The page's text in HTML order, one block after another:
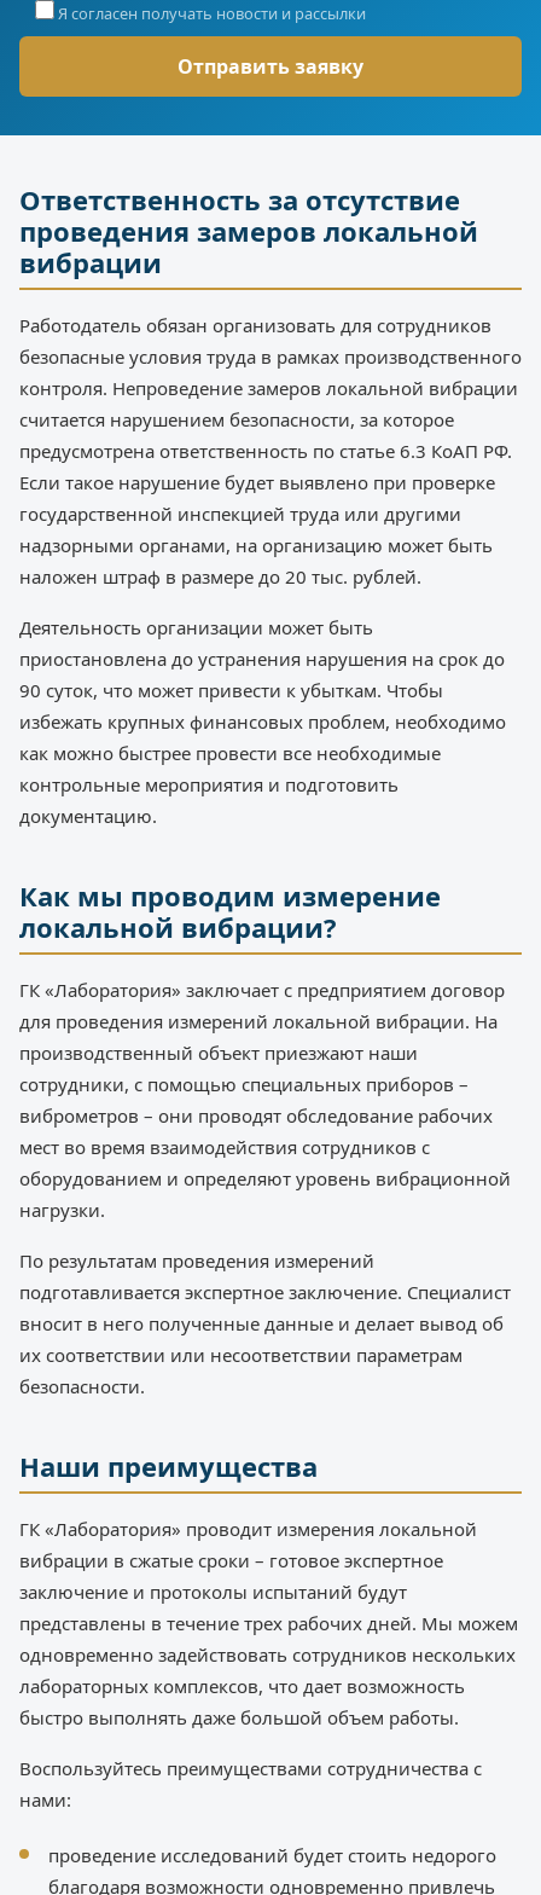
Я согласен получать новости и рассылки
Ответственность за отсутствие
проведения замеров локальной
вибрации
Работодатель обязан организовать для сотрудников
безопасные условия труда в рамках производственного
контроля. Непроведение замеров локальной вибрации
считается нарушением безопасности, за которое
предусмотрена ответственность по статье 6.3 КоАП РФ.
Если такое нарушение будет выявлено при проверке
государственной инспекцией труда или другими
надзорными органами, на организацию может быть
наложен штраф в размере до 20 тыс. рублей.
Деятельность организации может быть
приостановлена до устранения нарушения на срок до
90 суток, что может привести к убыткам. Чтобы
избежать крупных финансовых проблем, необходимо
как можно быстрее провести все необходимые
контрольные мероприятия и подготовить
документацию.
Как мы проводим измерение
локальной вибрации?
ГК «Лаборатория» заключает с предприятием договор
для проведения измерений локальной вибрации. На
производственный объект приезжают наши
сотрудники, с помощью специальных приборов –
виброметров – они проводят обследование рабочих
мест во время взаимодействия сотрудников с
оборудованием и определяют уровень вибрационной
нагрузки.
По результатам проведения измерений
подготавливается экспертное заключение. Специалист
вносит в него полученные данные и делает вывод об
их соответствии или несоответствии параметрам
безопасности.
Наши преимущества
ГК «Лаборатория» проводит измерения локальной
вибрации в сжатые сроки – готовое экспертное
заключение и протоколы испытаний будут
представлены в течение трех рабочих дней. Мы можем
одновременно задействовать сотрудников нескольких
лабораторных комплексов, что дает возможность
быстро выполнять даже большой объем работы.
Воспользуйтесь преимуществами сотрудничества с
нами:
проведение исследований будет стоить недорого
благодаря возможности одновременно привлечь